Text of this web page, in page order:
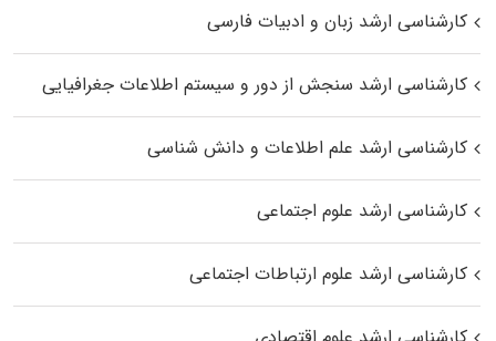
کارشناسی ارشد زبان و ادبیات فارسی
کارشناسی ارشد سنجش از دور و سیستم اطلاعات جغرافیایی
کارشناسی ارشد علم اطلاعات و دانش شناسی
کارشناسی ارشد علوم اجتماعی
کارشناسی ارشد علوم ارتباطات اجتماعی